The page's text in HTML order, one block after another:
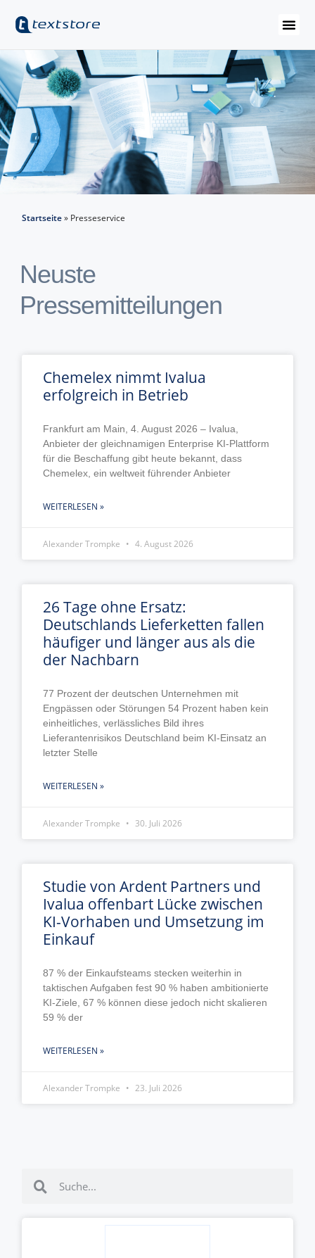
Startseite» Presseservice
Neuste
Pressemitteilungen
Chemelex nimmt Ivalua
erfolgreich in Betrieb
Frankfurt am Main, 4. August 2026 – Ivalua,
Anbieter der gleichnamigen Enterprise KI-Plattform
für die Beschaffung gibt heute bekannt, dass
Chemelex, ein weltweit führender Anbieter
WEITERLESEN »
Alexander Trompke 4. August 2026
26 Tage ohne Ersatz:
Deutschlands Lieferketten fallen
häufiger und länger aus als die
der Nachbarn
77 Prozent der deutschen Unternehmen mit
Engpässen oder Störungen 54 Prozent haben kein
einheitliches, verlässliches Bild ihres
Lieferantenrisikos Deutschland beim KI-Einsatz an
letzter Stelle
WEITERLESEN »
Alexander Trompke 30. Juli 2026
Studie von Ardent Partners und
Ivalua offenbart Lücke zwischen
KI-Vorhaben und Umsetzung im
Einkauf
87 % der Einkaufsteams stecken weiterhin in
taktischen Aufgaben fest 90 % haben ambitionierte
KI-Ziele, 67 % können diese jedoch nicht skalieren
59 % der
WEITERLESEN »
Alexander Trompke 23. Juli 2026